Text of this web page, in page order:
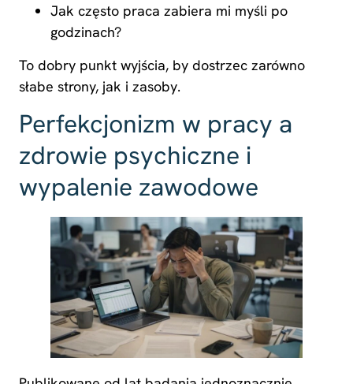
Jak często praca zabiera mi myśli po
godzinach?
To dobry punkt wyjścia, by dostrzec zarówno
słabe strony, jak i zasoby.
Perfekcjonizm w pracy a
zdrowie psychiczne i
wypalenie zawodowe